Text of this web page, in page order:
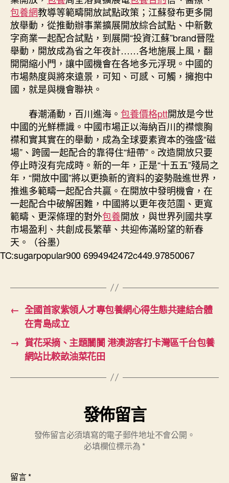
包養網教導等範疇開放試點政策；江蘇發布更多開
放舉動，從推動辦事業擴展開放綜合試點、中新數
字商業一起配合試點，到展開“投資江蘇”brand晉陞
舉動，開放成為省之年夜計……各地施展上風，翻
開開縮小門，讓中國機會在各地多元浮現。中國的
市場熱度與將來遠景，可知、可感、可觸，擁抱中
國，就是與機會聯袂。
春潮涌動，百川進海。 包養價格ptt開放是今世
中國的光鮮標識。中國市場正以海納百川的襟懷胸
襟和實其實在的舉動，成為全球要素資本的強盛“磁
場”、跨國一起配合的靠得住“紐帶”。改造開放只要
停止時沒有完成時。新的一年，正是“十五五”殘局之
年，“開放中國”將以更換新的資料的姿勢融進世界，
推進多範疇一起配合共贏。在開放中發明機會，在
一起配合中破解困難，中國將以更年夜范圍、更寬
範疇、更深條理的對外包養開放，與世界列國共享
市場盈利、共創成長繁華、共迎佈滿盼望的新春
天。（谷墨）
TC:sugarpopular900 6994942472c449.97850067
← 全國首家紫領人才專包養網心得生態共建結合體
在青島成立
→ 賞花采摘、主題闤闠 港澳游客打卡灣區千台包養
網站比較畝油菜花田
發佈留言
發佈留言必須填寫的電子郵件地址不會公開。
必填欄位標示為 *
留言*